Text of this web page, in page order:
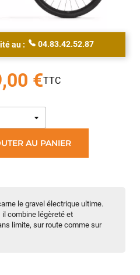
le gravel électrique ultime.
il combine légèreté et
limite, sur route comme sur
au : 04.83.42.52.87
€
AU PANIER